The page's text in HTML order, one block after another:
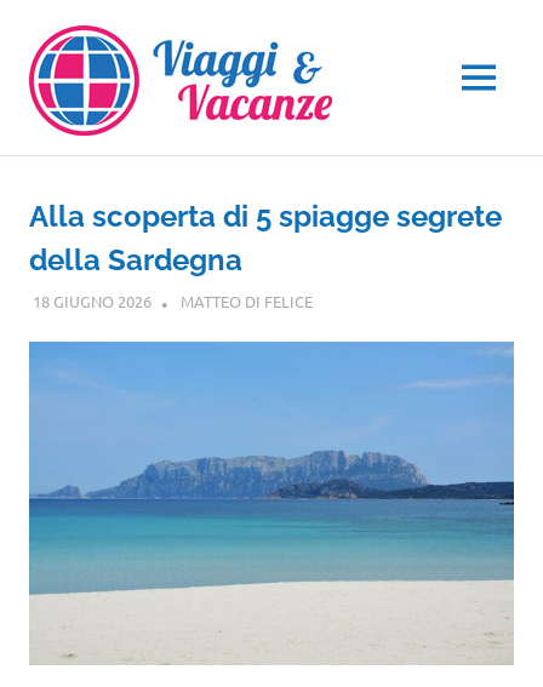
contenuto
MENU
Alla scoperta di 5 spiagge segrete
della Sardegna
18 GIUGNO 2026 MATTEO DI FELICEVIAGGI NEL MONDO